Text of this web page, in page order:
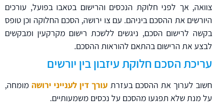
צוואה, אך לפני חלוקת הנכסים והרישום בטאבו בפועל, עורכים
היורשים את ההסכם ביניהם. עם צו ירושה, הסכם החלוקה וכן טופס
בקשה לרישום הסכם, ניגשים ללשכת רישום מקרקעין ומבקשים
לבצע את הרישום בהתאם להוראות ההסכם.
עריכת הסכם חלוקת עיזבון בין יורשים
חשוב לערוך את ההסכם בעזרת עורך דין לענייני ירושהמומחה,
על מנת שלא תפגעו מהסכם על נכסים משמעותיים.